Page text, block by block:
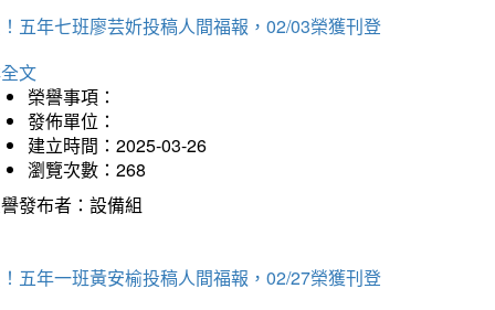
五年七班廖芸妡投稿人間福報，02/03榮獲刊登
文
榮譽事項：
發佈單位：
建立時間：2025-03-26
瀏覽次數：268
發布者：設備組
五年一班黃安榆投稿人間福報，02/27榮獲刊登